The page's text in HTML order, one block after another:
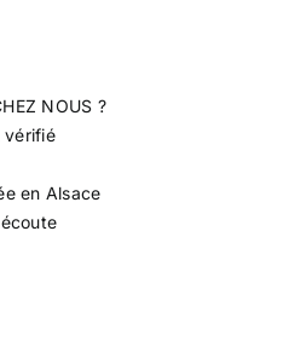
NOUS ?
vérifié
en Alsace